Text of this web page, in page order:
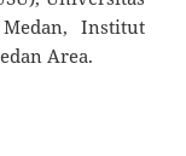
Institut
Area.